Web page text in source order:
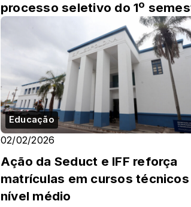
processo seletivo do 1º
Educação
02/02/2026
Ação da Seduct e IFF reforça
matrículas em cursos técnicos
nível médio